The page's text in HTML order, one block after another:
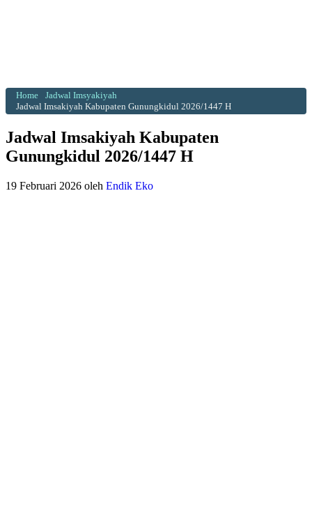
Home
Jadwal Imsyakiyah
Jadwal Imsakiyah Kabupaten Gunungkidul 2026/1447 H
Jadwal Imsakiyah Kabupaten
Gunungkidul 2026/1447 H
19 Februari 2026 oleh Endik Eko